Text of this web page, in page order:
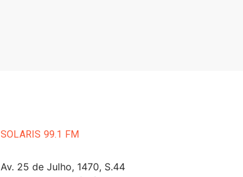
SOLARIS 99.1 FM
Av. 25 de Julho, 1470, S.44